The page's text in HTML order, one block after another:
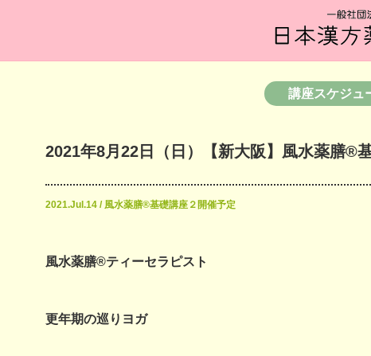
講座スケジュ
2021年8月22日（日）【新大阪】風水薬膳®︎
2021.Jul.14 / 風水薬膳®基礎講座２開催予定
風水薬膳®ティーセラピスト
更年期の巡りヨガ